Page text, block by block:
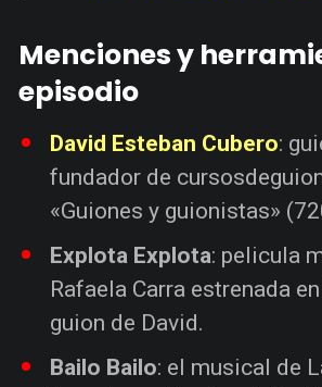
Menciones y
episodio
David Esteban Cubero:
fundador de
«Guiones y guionistas»
Explota Explota: pelicula
Rafaela Carra estrenada
guion de David.
Bailo Bailo: el musical de